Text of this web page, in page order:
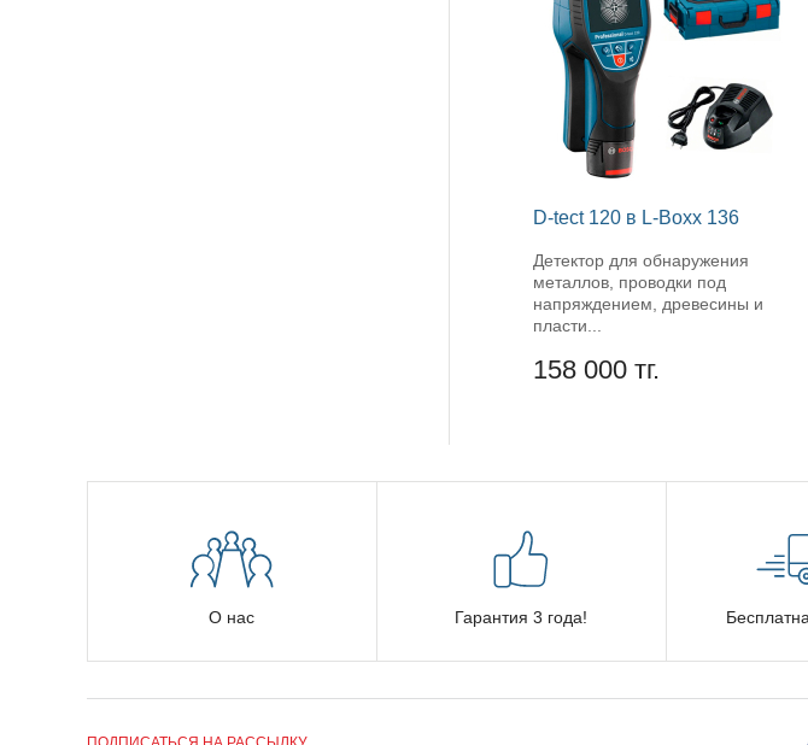
D-tect 120 в L-Boxx 136
Детектор для обнаружения
металлов, проводки под
напряждением, древесины и
пласти...
158 000 тг.
О нас Гарантия 3 года!